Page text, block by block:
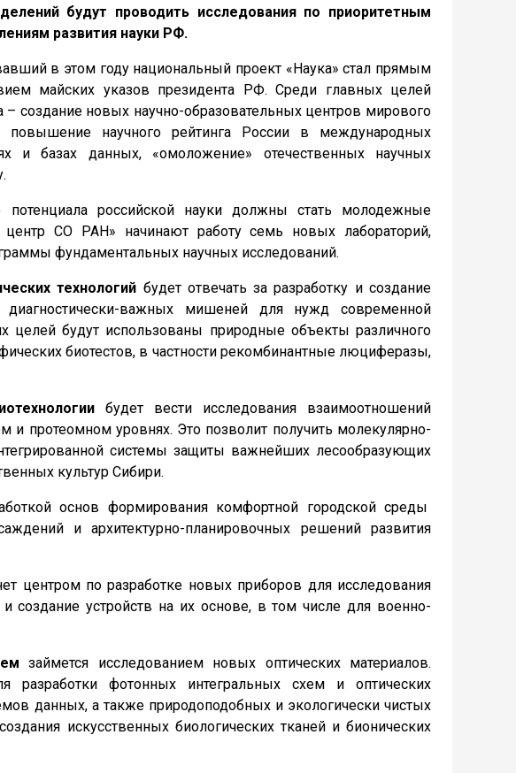
будут проводить исследования по приоритетным
развития науки РФ.
в этом году национальный проект «Наука» стал прямым
майских указов президента РФ. Среди главных целей
– создание новых научно-образовательных центров мирового
повышение научного рейтинга России в международных
и базах данных, «омоложение» отечественных научных
российской науки должны стать молодежные
СО РАН» начинают работу семь новых лабораторий,
фундаментальных научных исследований.
технологий будет отвечать за разработку и создание
диагностически-важных мишеней для нужд современной
целей будут использованы природные объекты различного
биотестов, в частности рекомбинантные люциферазы,
будет вести исследования взаимоотношений
и протеомном уровнях. Это позволит получить молекулярно-
системы защиты важнейших лесообразующих
культур Сибири.
основ формирования комфортной городской среды
и архитектурно-планировочных решений развития
центром по разработке новых приборов для исследования
создание устройств на их основе, в том числе для военно-
займется исследованием новых оптических материалов.
разработки фотонных интегральных схем и оптических
данных, а также природоподобных и экологически чистых
искусственных биологических тканей и бионических